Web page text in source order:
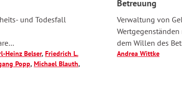
und Todesfall
Online-Dienst
Heinz Belser, Friedrich L.
Popp, Michael Blauth,
Betreuung
Verwaltung von
dem Willen des
Andrea Wittke